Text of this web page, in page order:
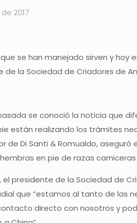
2017
que se han manejado sirven y
de la Sociedad de Criadores de
se conoció la noticia que
están realizando los trámites
de Di Santi & Romualdo,
en pie de razas carniceras
el presidente de la Sociedad de
que “estamos al tanto de las
directo con nosotros y